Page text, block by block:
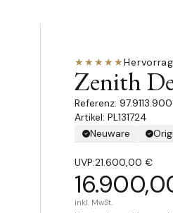
★★★★★
Zenith
Artikel: PL131724
Neuware
UVP:21.600,00 €
inkl. MwSt.